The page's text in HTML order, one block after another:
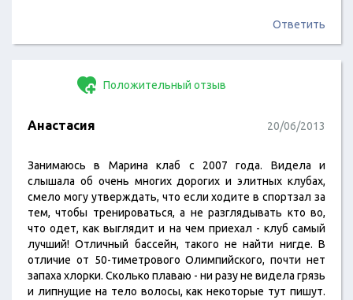
Ответить
Положительный отзыв
Анастасия 20/06/2013
Занимаюсь в Марина клаб с 2007 года. Видела и
слышала об очень многих дорогих и элитных клубах,
смело могу утверждать, что если ходите в спортзал за
тем, чтобы тренироваться, а не разглядывать кто во,
что одет, как выглядит и на чем приехал - клуб самый
лучший! Отличный бассейн, такого не найти нигде. В
отличие от 50-тиметрового Олимпийского, почти нет
запаха хлорки. Сколько плаваю - ни разу не видела грязь
и липнущие на тело волосы, как некоторые тут пишут.